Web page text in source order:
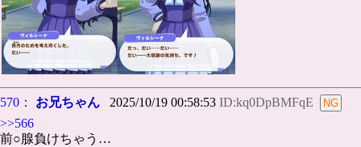
570： お兄ちゃん 2025/10/19 00:58:53 ID:kq0DpBMFqE
>>566
前○腺負けちゃう…